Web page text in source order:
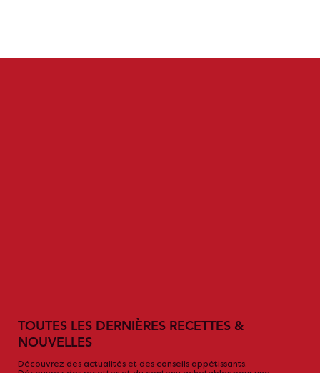
TOUTES LES DERNIÈRES RECETTES &
NOUVELLES
Découvrez des actualités et des conseils appétissants.